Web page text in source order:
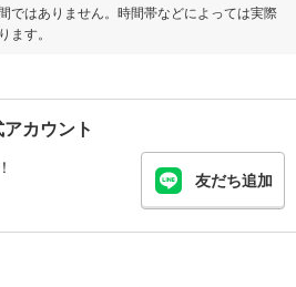
ではありません。時間帯などによっては実際
す。
カウント
友だち追加